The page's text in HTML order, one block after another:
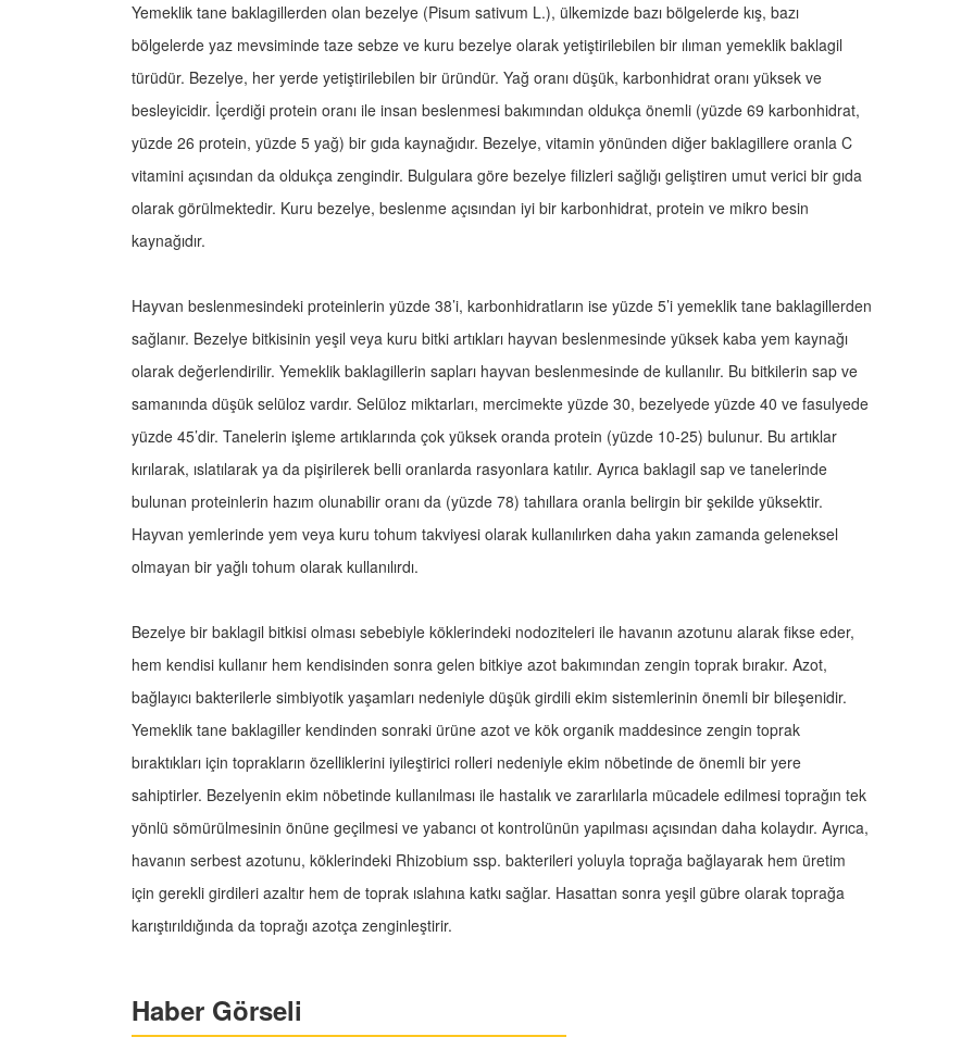
Yemeklik tane baklagillerden olan bezelye (Pisum sativum L.), ülkemizde bazı bölgelerde kış, bazı
bölgelerde yaz mevsiminde taze sebze ve kuru bezelye olarak yetiştirilebilen bir ılıman yemeklik baklagil
türüdür. Bezelye, her yerde yetiştirilebilen bir üründür. Yağ oranı düşük, karbonhidrat oranı yüksek ve
besleyicidir. İçerdiği protein oranı ile insan beslenmesi bakımından oldukça önemli (yüzde 69 karbonhidrat,
yüzde 26 protein, yüzde 5 yağ) bir gıda kaynağıdır. Bezelye, vitamin yönünden diğer baklagillere oranla C
vitamini açısından da oldukça zengindir. Bulgulara göre bezelye filizleri sağlığı geliştiren umut verici bir gıda
olarak görülmektedir. Kuru bezelye, beslenme açısından iyi bir karbonhidrat, protein ve mikro besin
kaynağıdır.
Hayvan beslenmesindeki proteinlerin yüzde 38’i, karbonhidratların ise yüzde 5’i yemeklik tane baklagillerden
sağlanır. Bezelye bitkisinin yeşil veya kuru bitki artıkları hayvan beslenmesinde yüksek kaba yem kaynağı
olarak değerlendirilir. Yemeklik baklagillerin sapları hayvan beslenmesinde de kullanılır. Bu bitkilerin sap ve
samanında düşük selüloz vardır. Selüloz miktarları, mercimekte yüzde 30, bezelyede yüzde 40 ve fasulyede
yüzde 45’dir. Tanelerin işleme artıklarında çok yüksek oranda protein (yüzde 10-25) bulunur. Bu artıklar
kırılarak, ıslatılarak ya da pişirilerek belli oranlarda rasyonlara katılır. Ayrıca baklagil sap ve tanelerinde
bulunan proteinlerin hazım olunabilir oranı da (yüzde 78) tahıllara oranla belirgin bir şekilde yüksektir.
Hayvan yemlerinde yem veya kuru tohum takviyesi olarak kullanılırken daha yakın zamanda geleneksel
olmayan bir yağlı tohum olarak kullanılırdı.
Bezelye bir baklagil bitkisi olması sebebiyle köklerindeki nodoziteleri ile havanın azotunu alarak fikse eder,
hem kendisi kullanır hem kendisinden sonra gelen bitkiye azot bakımından zengin toprak bırakır. Azot,
bağlayıcı bakterilerle simbiyotik yaşamları nedeniyle düşük girdili ekim sistemlerinin önemli bir bileşenidir.
Yemeklik tane baklagiller kendinden sonraki ürüne azot ve kök organik maddesince zengin toprak
bıraktıkları için toprakların özelliklerini iyileştirici rolleri nedeniyle ekim nöbetinde de önemli bir yere
sahiptirler. Bezelyenin ekim nöbetinde kullanılması ile hastalık ve zararlılarla mücadele edilmesi toprağın tek
yönlü sömürülmesinin önüne geçilmesi ve yabancı ot kontrolünün yapılması açısından daha kolaydır. Ayrıca,
havanın serbest azotunu, köklerindeki Rhizobium ssp. bakterileri yoluyla toprağa bağlayarak hem üretim
için gerekli girdileri azaltır hem de toprak ıslahına katkı sağlar. Hasattan sonra yeşil gübre olarak toprağa
karıştırıldığında da toprağı azotça zenginleştirir.
Haber Görseli